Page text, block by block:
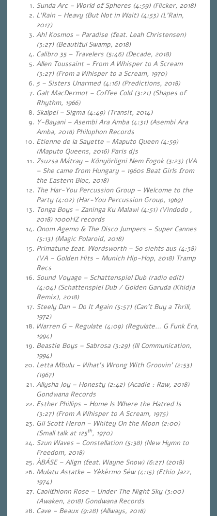
Sunda Arc – World of Spheres (4:59) (Flicker, 2018)
L’Rain – Heavy (But Not in Wait) (4:53) (L’Rain,
2017)
Ah! Kosmos – Paradise (feat. Leah Christensen)
(3:27) (Beautiful Swamp, 2018)
Calibro 35 – Travelers (5:46) (Decade, 2018)
Allen Toussaint – From A Whisper to A Scream
(3:27) (From a Whisper to a Scream, 1970)
5 – Sisters Unarmed (4:16) (Predictions, 2018)
Galt MacDermot – Coffee Cold (3:21) (Shapes of
Rhythm, 1966)
Skalpel – Sigma (4:49) (Transit, 2014)
Y-Bayani – Asembi Ara Amba (4:31) (Asembi Ara
Amba, 2018) Philophon Records
Etienne de la Sayette – Maputo Queen (4:59)
(Maputo Queens, 2016) Paris djs
Zsuzsa Mátray – Könyörögni Nem Fogok (3:23) (VA
– She came from Hungary – 1960s Beat Girls from
the Eastern Bloc, 2018)
The Har-You Percussion Group – Welcome to the
Party (4:02) (Har-You Percussion Group, 1969)
Tonga Boys – Zaninga Ku Malawi (4:51) (Vindodo ,
2018) 1000HZ records
Onom Agemo & The Disco Jumpers – Super Cannes
(5:13) (Magic Polaroid, 2018)
Primatune feat. Wordsworth – So siehts aus (4:38)
(VA – Golden Hits – Munich Hip-Hop, 2018) Tramp
Recs
Sound Voyage – Schattenspiel Dub (radio edit)
(4:04) (Schattenspiel Dub / Golden Garuda (Khidja
Remix), 2018)
Steely Dan – Do It Again (5:57) (Can’t Buy a Thrill,
1972)
Warren G – Regulate (4:09) (Regulate… G Funk Era,
1994)
Beastie Boys – Sabrosa (3:29) (Ill Communication,
1994)
Letta Mbulu – What’s Wrong With Groovin’ (2:53)
(1967)
Allysha Joy – Honesty (2:42) (Acadie : Raw, 2018)
Gondwana Records
Esther Phillips – Home Is Where the Hatred Is
(3:27) (From A Whisper to A Scream, 1975)
Gil Scott Heron – Whitey On the Moon (2:00)
(Small talk at 125th, 1970)
Szun Waves – Constellation (5:38) (New Hymn to
Freedom, 2018)
ÀBÁSE – Align (feat. Wayne Snow) (6:27) (2018)
Mulatu Astatke – Yèkèrmo Sèw (4:15) (Ethio Jazz,
1974)
Caoilfhionn Rose – Under The Night Sky (3:00)
(Awaken, 2018) Gondwana Records
Cave – Beaux (9:28) (Allways, 2018)